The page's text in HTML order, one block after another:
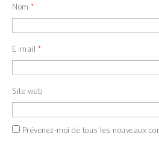
Nom *
E-mail *
Site web
Prévenez-moi de tous les nouveaux